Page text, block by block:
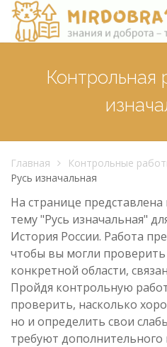
Контрольная
Главная Контрольные
Русь изначальная
На странице
тему "Русь изначальная"
История России. Работа
чтобы вы могли
конкретной области,
Пройдя контрольную
проверить, насколько
но и определить свои
требуют дополнительного